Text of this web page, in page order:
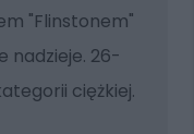
"Flinstonem"
nadzieje. 26-
ciężkiej.